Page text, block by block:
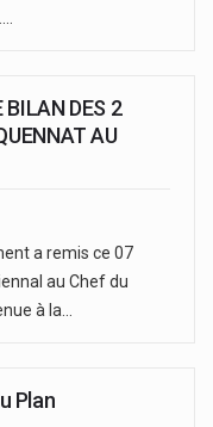
BILAN DES 2
AU
a remis ce 07
au Chef du
à la…
Plan